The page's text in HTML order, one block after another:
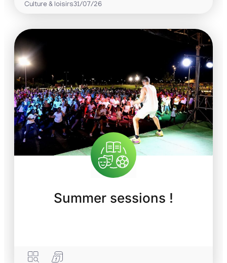
Culture & loisirs31/07/26
Summer sessions !